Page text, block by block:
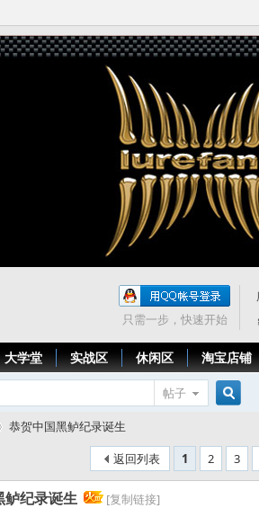
只需一步，快速开始
大学堂 实战区 休闲区 淘宝店铺
帖子
恭贺中国黑鲈纪录诞生
1
2 3
返回列表
鲈纪录诞生 [复制链接]